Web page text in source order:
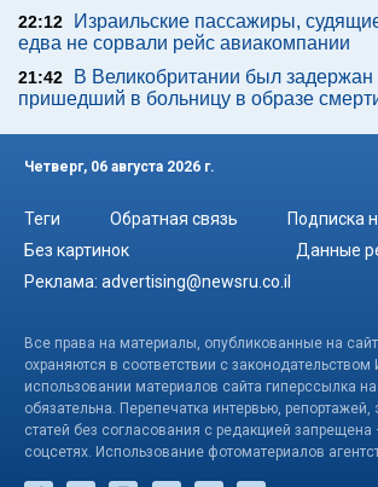
22:12
Израильские пассажиры,
едва не сорвали рейс авиакомпании
21:42
В Великобритании был
пришедший в больницу в образе
Четверг, 06 августа 2026 г.
Теги Обратная связь
Подписка
Без картинок
Данные
Реклама: advertising@newsru.co.il
Все права на материалы, опубликованные на
охраняются в соответствии с законодательством
использовании материалов сайта гиперссылка на
обязательна. Перепечатка интервью,
статей без согласования с редакцией запрещена
соцсетях. Использование фотоматериалов